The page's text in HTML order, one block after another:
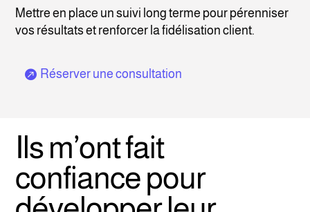
Mettre en place un suivi long terme pour pérenniser
vos résultats et renforcer la fidélisation client.
Réserver une consultation
Ils m’ont fait
confiance pour